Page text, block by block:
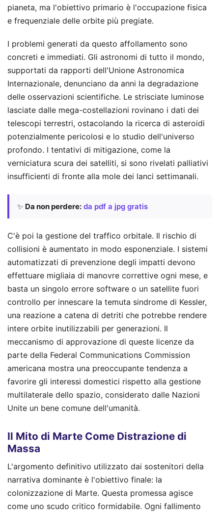
pianeta, ma l'obiettivo primario è l'occupazione fisica
e frequenziale delle orbite più pregiate.
I problemi generati da questo affollamento sono
concreti e immediati. Gli astronomi di tutto il mondo,
supportati da rapporti dell'Unione Astronomica
Internazionale, denunciano da anni la degradazione
delle osservazioni scientifiche. Le strisciate luminose
lasciate dalle mega-costellazioni rovinano i dati dei
telescopi terrestri, ostacolando la ricerca di asteroidi
potenzialmente pericolosi e lo studio dell'universo
profondo. I tentativi di mitigazione, come la
verniciatura scura dei satelliti, si sono rivelati palliativi
insufficienti di fronte alla mole dei lanci settimanali.
✨ Da non perdere: da pdf a jpg gratis
C'è poi la gestione del traffico orbitale. Il rischio di
collisioni è aumentato in modo esponenziale. I sistemi
automatizzati di prevenzione degli impatti devono
effettuare migliaia di manovre correttive ogni mese, e
basta un singolo errore software o un satellite fuori
controllo per innescare la temuta sindrome di Kessler,
una reazione a catena di detriti che potrebbe rendere
intere orbite inutilizzabili per generazioni. Il
meccanismo di approvazione di queste licenze da
parte della Federal Communications Commission
americana mostra una preoccupante tendenza a
favorire gli interessi domestici rispetto alla gestione
multilaterale dello spazio, considerato dalle Nazioni
Unite un bene comune dell'umanità.
Il Mito di Marte Come Distrazione di
Massa
L'argomento definitivo utilizzato dai sostenitori della
narrativa dominante è l'obiettivo finale: la
colonizzazione di Marte. Questa promessa agisce
come uno scudo critico formidabile. Ogni fallimento